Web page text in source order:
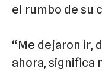
el rumbo de su
“Me dejaron ir,
ahora, significa